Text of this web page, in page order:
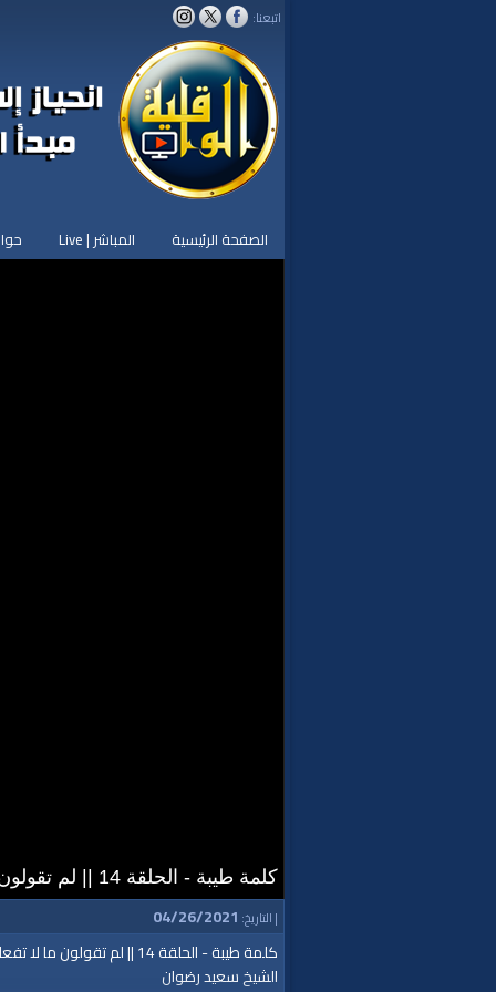
اتبعنا:
الصفحة الرئيسية المباشر | Live
كلمة طيبة - الحلقة 14 || لم تقولون ما لا تفعلون
| التاريخ: 04/26/2021
كلمة طيبة - الحلقة 14 || لم تقولون ما لا تفعلون
الشيخ سعيد رضوان